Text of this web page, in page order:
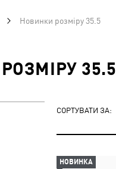
Новинки розміру 35.5
35.5
СОРТУВАТИ ЗА:
НОВИНКА